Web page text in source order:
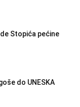
Stopića pećine
do UNESKA